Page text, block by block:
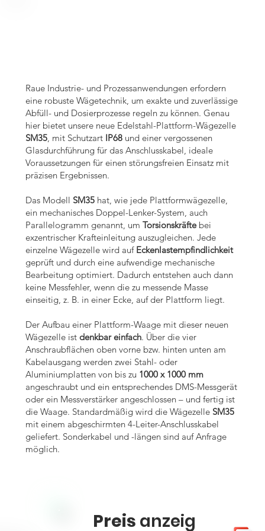
Raue Industrie- und Prozessanwendungen erfordern
eine robuste Wägetechnik, um exakte und zuverlässige
Abfüll- und Dosierprozesse regeln zu können. Genau
hier bietet unsere neue Edelstahl-Plattform-Wägezelle
SM35, mit Schutzart IP68und einer vergossenen
Glasdurchführung für das Anschlusskabel, ideale
Voraussetzungen für einen störungsfreien Einsatz mit
präzisen Ergebnissen.
Das Modell SM35hat, wie jede Plattformwägezelle,
ein mechanisches Doppel-Lenker-System, auch
Parallelogramm genannt, um Torsionskräftebei
exzentrischer Krafteinleitung auszugleichen. Jede
einzelne Wägezelle wird auf Eckenlastempfindlichkeit
geprüft und durch eine aufwendige mechanische
Bearbeitung optimiert. Dadurch entstehen auch dann
keine Messfehler, wenn die zu messende Masse
einseitig, z. B. in einer Ecke, auf der Plattform liegt.
Der Aufbau einer Plattform-Waage mit dieser neuen
Wägezelle ist denkbar einfach. Über die vier
Anschraubflächen oben vorne bzw. hinten unten am
Kabelausgang werden zwei Stahl- oder
Aluminiumplatten von bis zu 1000 x 1000 mm
angeschraubt und ein entsprechendes DMS-Messgerät
oder ein Messverstärker angeschlossen – und fertig ist
die Waage. Standardmäßig wird die Wägezelle SM35
mit einem abgeschirmten 4-Leiter-Anschlusskabel
geliefert. Sonderkabel und -längen sind auf Anfrage
möglich.
Preis anzeig